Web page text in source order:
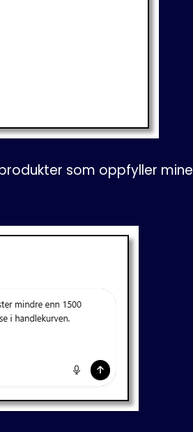
som oppfyller mine